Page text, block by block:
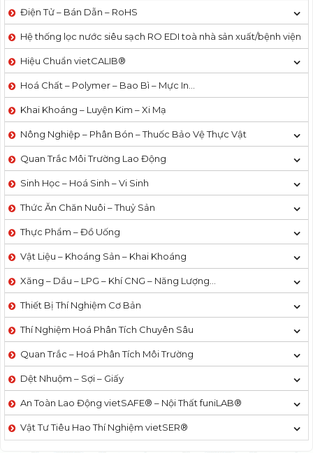
Điện Tử – Bán Dẫn – RoHS
Hệ thống lọc nước siêu sạch RO EDI​​ toà nhà sản xuất/bệnh viện
Hiệu Chuẩn vietCALIB®
Hoá Chất – Polymer – Bao Bì – Mực In…
Khai Khoáng – Luyện Kim – Xi Mạ
Nông Nghiệp – Phân Bón – Thuốc Bảo Vệ Thực Vật
Quan Trắc Môi Trường Lao Động
Sinh Học – Hoá Sinh – Vi Sinh
Thức Ăn Chăn Nuôi – Thuỷ Sản
Thực Phẩm – Đồ Uống
Vật Liệu – Khoáng Sản – Khai Khoáng
Xăng – Dầu – LPG – Khí CNG – Năng Lượng…
Thiết Bị Thí Nghiệm Cơ Bản
Thí Nghiệm Hoá Phân Tích Chuyên Sâu
Quan Trắc – Hoá Phân Tích Môi Trường
Dệt Nhuộm – Sợi – Giấy
An Toàn Lao Động vietSAFE® – Nội Thất funiLAB®
Vật Tư Tiêu Hao Thí Nghiệm vietSER®